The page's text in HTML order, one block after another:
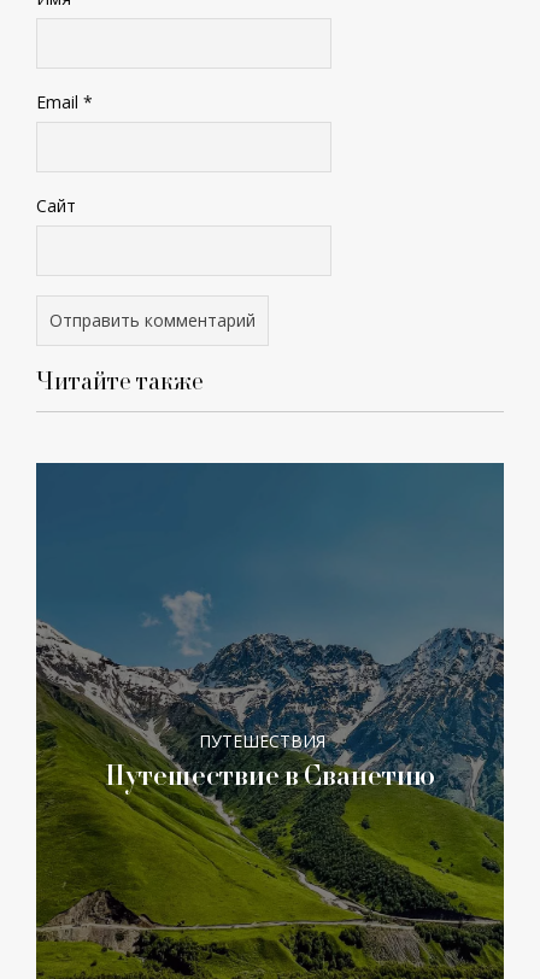
Email *
Сайт
Читайте также
ПУТЕШЕСТВИЯ
Путешествие в Сванетию